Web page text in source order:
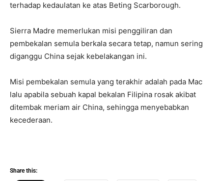
terhadap kedaulatan ke atas Beting Scarborough.
Sierra Madre memerlukan misi penggiliran dan
pembekalan semula berkala secara tetap, namun sering
diganggu China sejak kebelakangan ini.
Misi pembekalan semula yang terakhir adalah pada Mac
lalu apabila sebuah kapal bekalan Filipina rosak akibat
ditembak meriam air China, sehingga menyebabkan
kecederaan.
Share this: